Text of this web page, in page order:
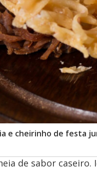
e cheirinho de festa
de sabor